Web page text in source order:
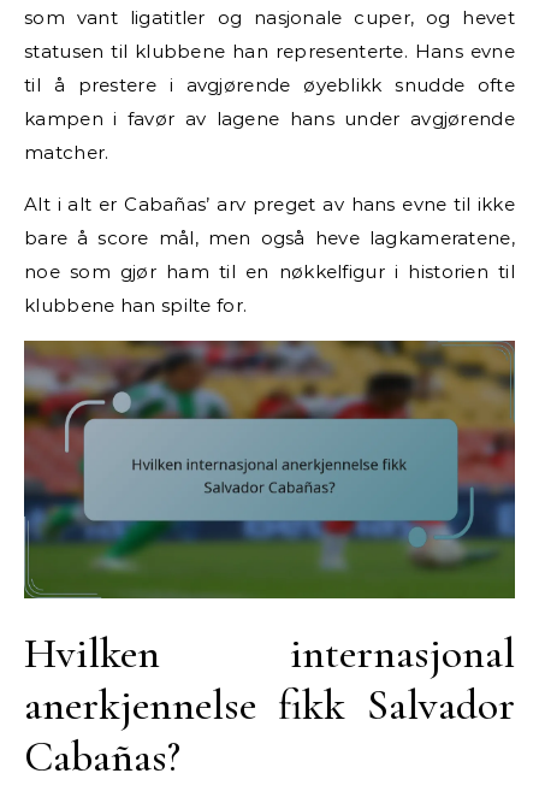
som vant ligatitler og nasjonale cuper, og hevet
statusen til klubbene han representerte. Hans evne
til å prestere i avgjørende øyeblikk snudde ofte
kampen i favør av lagene hans under avgjørende
matcher.
Alt i alt er Cabañas’ arv preget av hans evne til ikke
bare å score mål, men også heve lagkameratene,
noe som gjør ham til en nøkkelfigur i historien til
klubbene han spilte for.
Hvilken internasjonal
anerkjennelse fikk Salvador
Cabañas?